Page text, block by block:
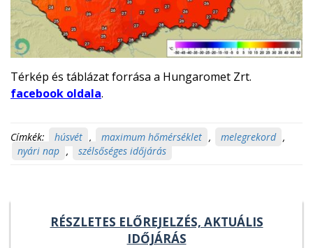
Térkép és táblázat forrása a Hungaromet Zrt.
facebook oldala.
Címkék: húsvét , maximum hőmérséklet , melegrekord ,
nyári nap , szélsőséges időjárás
RÉSZLETES ELŐREJELZÉS, AKTUÁLIS
IDŐJÁRÁS